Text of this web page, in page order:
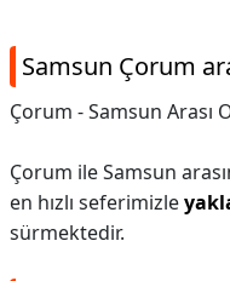
Samsun Çorum
Çorum - Samsun Arası
Çorum ile Samsun
en hızlı seferimizle
sürmektedir.